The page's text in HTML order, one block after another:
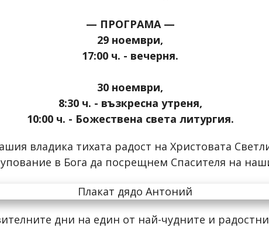
— ПРОГРАМА —
29 ноември,
17:00 ч. - вечерня.
30 ноември,
8:30 ч. - възкресна утреня,
10:00 ч. - Божествена света литургия.
владика тихата радост на Христовата
в Бога да посрещнем Спасителя на
дни на един от най-чудните и